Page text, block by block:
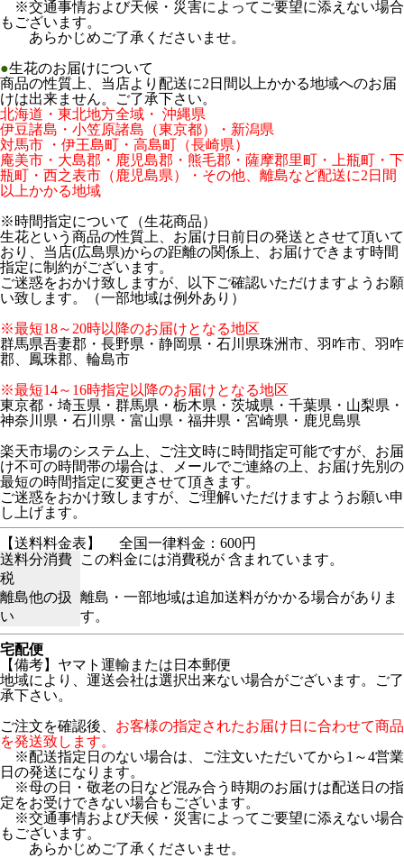
※交通事情および天候・災害によってご要望に添えない場合
もございます。
あらかじめご了承くださいませ。
●生花のお届けについて
商品の性質上、当店より配送に2日間以上かかる地域へのお届
けは出来ません。ご了承下さい。
北海道・東北地方全域・ 沖縄県
伊豆諸島・小笠原諸島（東京都）・新潟県
対馬市 ・伊王島町・高島町（長崎県）
庵美市・大島郡・鹿児島郡・熊毛郡・薩摩郡里町・上瓶町・下
瓶町・西之表市（鹿児島県）・その他、離島など配送に2日間
以上かかる地域
※時間指定について（生花商品）
生花という商品の性質上、お届け日前日の発送とさせて頂いて
おり、当店(広島県)からの距離の関係上、お届けできます時間
指定に制約がございます。
ご迷惑をおかけ致しますが、以下ご確認いただけますようお願
い致します。（一部地域は例外あり）
※最短18～20時以降のお届けとなる地区
群馬県吾妻郡・長野県・静岡県・石川県珠洲市、羽咋市、羽咋
郡、鳳珠郡、輪島市
※最短14～16時指定以降のお届けとなる地区
東京都・埼玉県・群馬県・栃木県・茨城県・千葉県・山梨県・
神奈川県・石川県・富山県・福井県・宮崎県・鹿児島県
楽天市場のシステム上、ご注文時に時間指定可能ですが、お届
け不可の時間帯の場合は、メールでご連絡の上、お届け先別の
最短の時間指定に変更させて頂きます。
ご迷惑をおかけ致しますが、ご理解いただけますようお願い申
し上げます。
【送料料金表】
全国一律料金：600円
送料分消費
税
この料金には消費税が 含まれています。
離島他の扱
い
離島・一部地域は追加送料がかかる場合がありま
す。
宅配便
【備考】ヤマト運輸または日本郵便
地域により、運送会社は選択出来ない場合がございます。ご了
承下さい。
ご注文を確認後、 お客様の指定されたお届け日に合わせて商品
を発送致します。
※配送指定日のない場合は、ご注文いただいてから1～4営業
日の発送になります。
※母の日・敬老の日など混み合う時期のお届けは配送日の指
定をお受けできない場合もございます。
※交通事情および天候・災害によってご要望に添えない場合
もございます。
あらかじめご了承くださいませ。